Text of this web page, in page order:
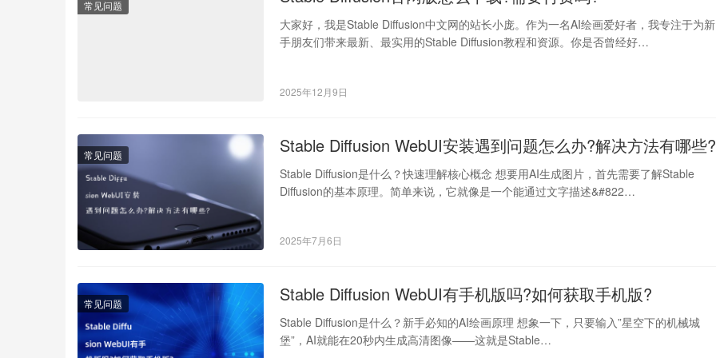
常见问题
大家好，我是Stable Diffusion中文网的站长小庞。作为一名AI绘画爱好者，我专注于为新
手朋友们带来最新、最实用的Stable Diffusion教程和资源。你是否曾经好…
2025年12月9日
常见问题 Stable Diffusion WebUI安装遇到问题怎么办?解决方法有哪些?
Stable Diffusion是什么？快速理解核心概念 想要用AI生成图片，首先需要了解Stable
Diffusion的基本原理。简单来说，它就像是一个能通过文字描述&#822…
2025年7月6日
常见问题 Stable Diffusion WebUI有手机版吗?如何获取手机版?
Stable Diffusion是什么？新手必知的AI绘画原理 想象一下，只要输入”星空下的机械城
堡”，AI就能在20秒内生成高清图像——这就是Stable…